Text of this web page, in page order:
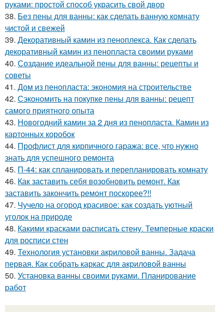
руками: простой способ украсить свой двор
38. Без пены для ванны: как сделать ванную комнату
чистой и свежей
39. Декоративный камин из пеноплекса. Как сделать
декоративный камин из пенопласта своими руками
40. Создание идеальной пены для ванны: рецепты и
советы
41. Дом из пенопласта: экономия на строительстве
42. Сэкономить на покупке пены для ванны: рецепт
самого приятного опыта
43. Новогодний камин за 2 дня из пенопласта. Камин из
картонных коробок
44. Профлист для кирпичного гаража: все, что нужно
знать для успешного ремонта
45. П-44: как спланировать и перепланировать комнату
46. Как заставить себя возобновить ремонт. Как
заставить закончить ремонт поскорее?!!
47. Чучело на огород красивое: как создать уютный
уголок на природе
48. Какими красками расписать стену. Темперные краски
для росписи стен
49. Технология установки акриловой ванны. Задача
первая. Как собрать каркас для акриловой ванны
50. Установка ванны своими руками. Планирование
работ